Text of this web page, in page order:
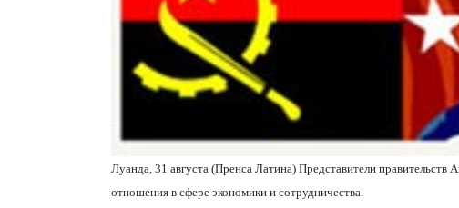
Луанда, 31 августа (Пренса Латина) Представители
отношения в сфере экономики и сотрудничества.